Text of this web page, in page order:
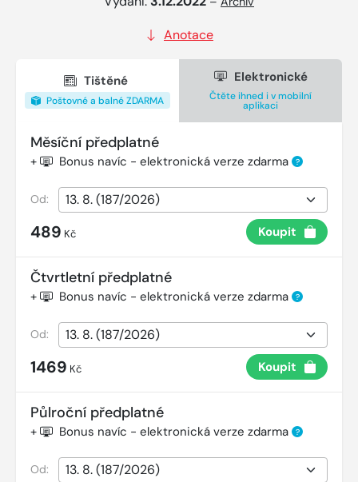
Anotace
Tištěné
Poštovné a balné ZDARMA
Elektronické
Čtěte ihned i v mobilní
aplikaci
Měsíční předplatné
+ Bonus navíc - elektronická verze zdarma ?
Od:
489 Kč Koupit
Čtvrtletní předplatné
+ Bonus navíc - elektronická verze zdarma ?
Od:
1469 Kč Koupit
Půlroční předplatné
+ Bonus navíc - elektronická verze zdarma ?
Od: